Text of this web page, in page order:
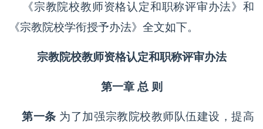
《宗教院校教师资格认定和职称评审办法》和
《宗教院校学衔授予办法》全文如下。
宗教院校教师资格认定和职称评审办法
第一章 总 则
第一条 为了加强宗教院校教师队伍建设，提高